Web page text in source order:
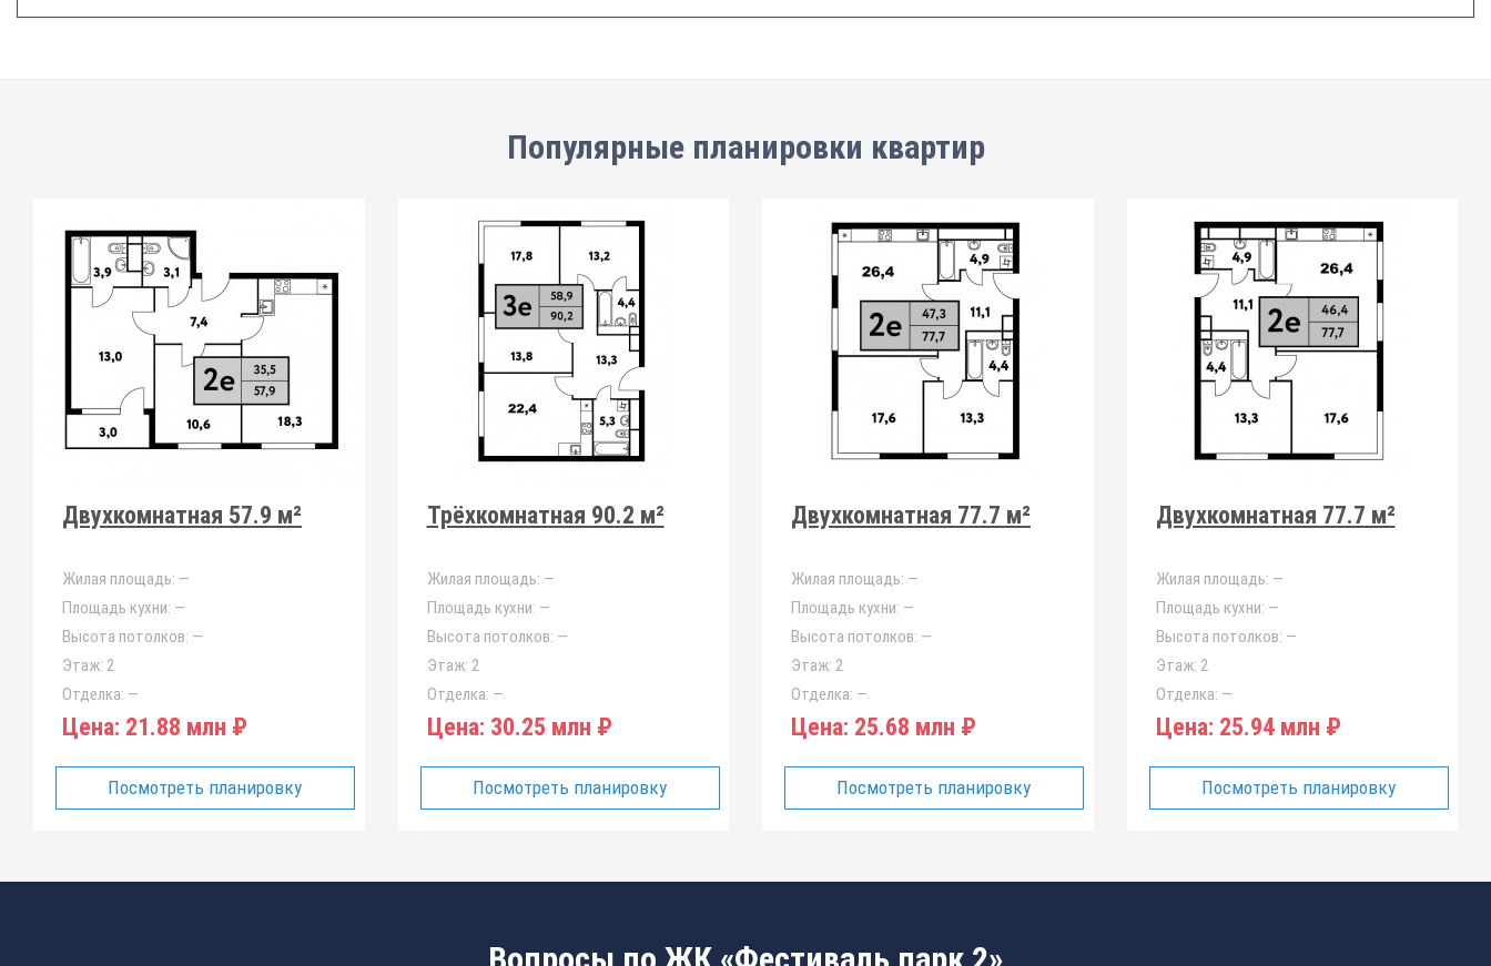
Популярные планировки квартир
Двухкомнатная 57.9 м²
Жилая площадь: —
Площадь кухни: —
Высота потолков: —
Этаж: 2
Отделка: —
Цена: 21.88 млн ₽
Посмотреть планировку
Трёхкомнатная 90.2 м²
Жилая площадь: —
Площадь кухни: —
Высота потолков: —
Этаж: 2
Отделка: —
Цена: 30.25 млн ₽
Посмотреть планировку
Двухкомнатная 77.7 м²
Жилая площадь: —
Площадь кухни: —
Высота потолков: —
Этаж: 2
Отделка: —
Цена: 25.68 млн ₽
Посмотреть планировку
Двухкомнатная 77.7 м²
Жилая площадь: —
Площадь кухни: —
Высота потолков: —
Этаж: 2
Отделка: —
Цена: 25.94 млн ₽
Посмотреть планировку